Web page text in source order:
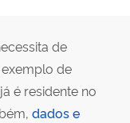
de
de
é residente no
dados e